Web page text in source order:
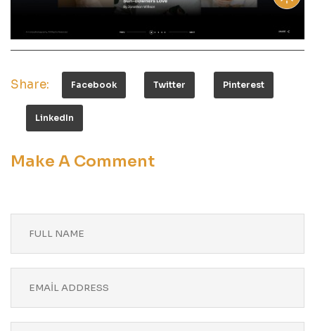
Share: Facebook Twitter Pinterest
LinkedIn
Make A Comment